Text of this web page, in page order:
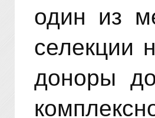
один из
селекции
доноры